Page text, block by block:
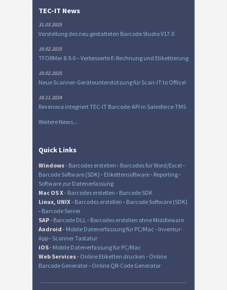
TEC-IT News
31.03.2025
Vorstellung des neu gestalteten Barcode Studio V17.0
19.02.2025
TFORMer 8.9.0 – Verbesserte E-Rechnung und Etikettierung
19.02.2025
Neue Scanner-Geräteunterstützung für Scan-IT to Office!
18.11.2024
Revenova integriert TEC-IT Barcode-API in Salesforce-TMS
Weitere News...
Quick Links
Windows- Barcodes erstellen - Barcodes für Word/Excel-
Barcode Software (SDK) - Etikettensoftware- Reporting-
Software zur Datenerfassung
Mac OS X- Barcodes erstellen - Barcode SDK
Linux, UNIX- Barcodes erstellen - Barcode Software (SDK)
- Barcode Server
SAP- Barcode DLL- Barcodes erstellen ohne Middleware
Android - Mobile Datenerfassung für PC/Mac - Inventur-
App- Scanner Tastatur
iOS- Mobile Datenerfassung für PC/Mac
Web Services- Online Etiketten drucken - Online
Barcode Generator- Online QR-Code Generator